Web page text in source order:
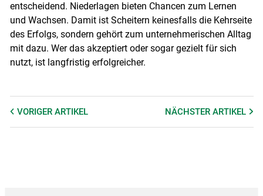
entscheidend. Niederlagen bieten Chancen zum Lernen
und Wachsen. Damit ist Scheitern keinesfalls die Kehrseite
des Erfolgs, sondern gehört zum unternehmerischen Alltag
mit dazu. Wer das akzeptiert oder sogar gezielt für sich
nutzt, ist langfristig erfolgreicher.
VORIGER ARTIKEL NÄCHSTERARTIKEL